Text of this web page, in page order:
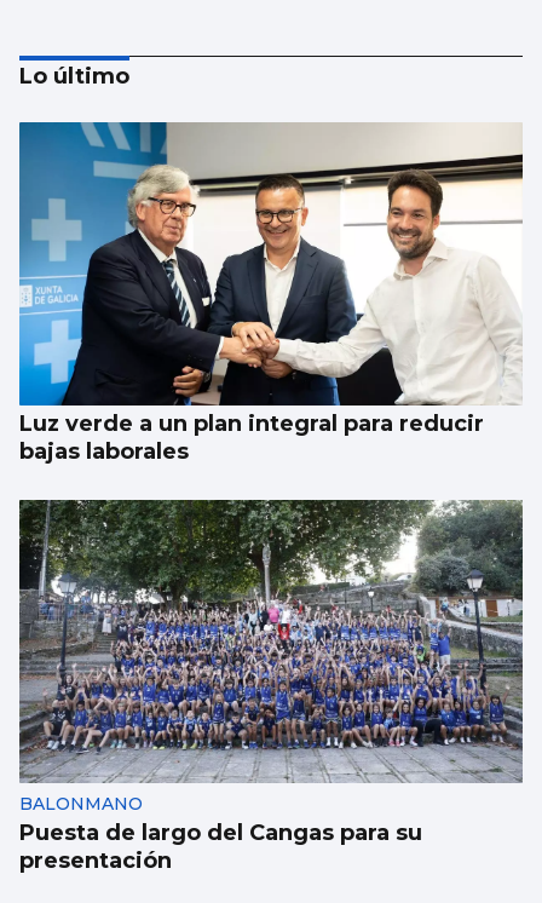
Aprendizaje para observar el ‘fin del
mundo’ sin riesgo
Lo último
Luz verde a un plan integral para reducir
bajas laborales
BALONMANO
Puesta de largo del Cangas para su
presentación